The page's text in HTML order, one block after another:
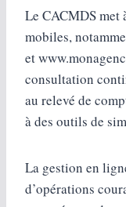
Le CACMDS met
mobiles,
et
consultation
au relevé de
à des outils de
La gestion en
d’opérations